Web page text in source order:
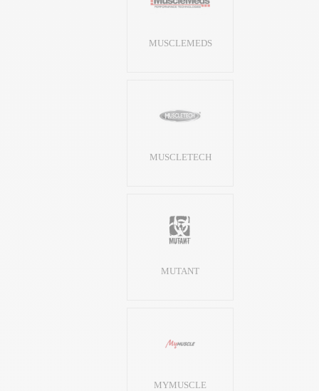
MUSCLEMEDS
MUSCLETECH
MUTANT
MYMUSCLE